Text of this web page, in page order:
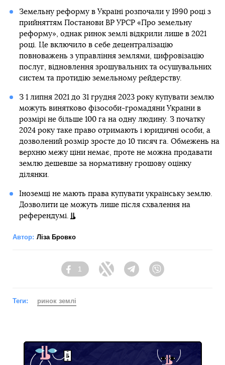
Земельну реформу в Україні розпочали у 1990 році з
прийняттям Постанови ВР УРСР «Про земельну
реформу», однак ринок землі відкрили лише в 2021
році. Це включило в себе децентралізацію
повноважень з управління землями, цифровізацію
послуг, відновлення зрошувальних та осушувальних
систем та протидію земельному рейдерству.
З 1 липня 2021 до 31 грудня 2023 року купувати землю
можуть винятково фізособи-громадяни України в
розмірі не більше 100 га на одну людину. З початку
2024 року таке право отримають і юридичні особи, а
дозволений розмір зросте до 10 тисяч га. Обмежень на
верхню межу ціни немає, проте не можна продавати
землю дешевше за нормативну грошову оцінку
ділянки.
Іноземці не мають права купувати українську землю.
Дозволити це можуть лише після схвалення на
референдумі.
Автор: Ліза Бровко
Facebook
1
Twitter Telegram
Теги: ринок землі